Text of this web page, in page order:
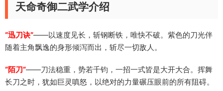
天命奇御二武学介绍
“迅刀诀”——以速度见长，斩钢断铁，唯快不破。紫色的刀光伴
随着主角飘逸的身形倾泻而出，斩尽一切敌人。
“陌刀”——刀法稳重，势若千钧，一招一式皆是大开大合。挥舞
长刀之时，犹如巨灵嗔怒，以绝对的力量碾压眼前的所有阻碍。